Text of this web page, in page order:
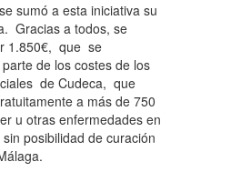
sumó a esta iniciativa su
Gracias a todos, se
1.850€, que se
de los costes de los
de Cudeca, que
a más de 750
u otras enfermedades en
posibilidad de curación